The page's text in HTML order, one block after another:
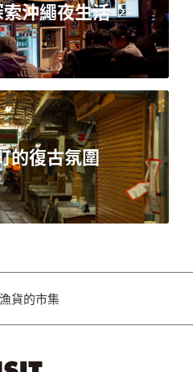
索沖繩夜生活
的復古氛圍
貨的市集